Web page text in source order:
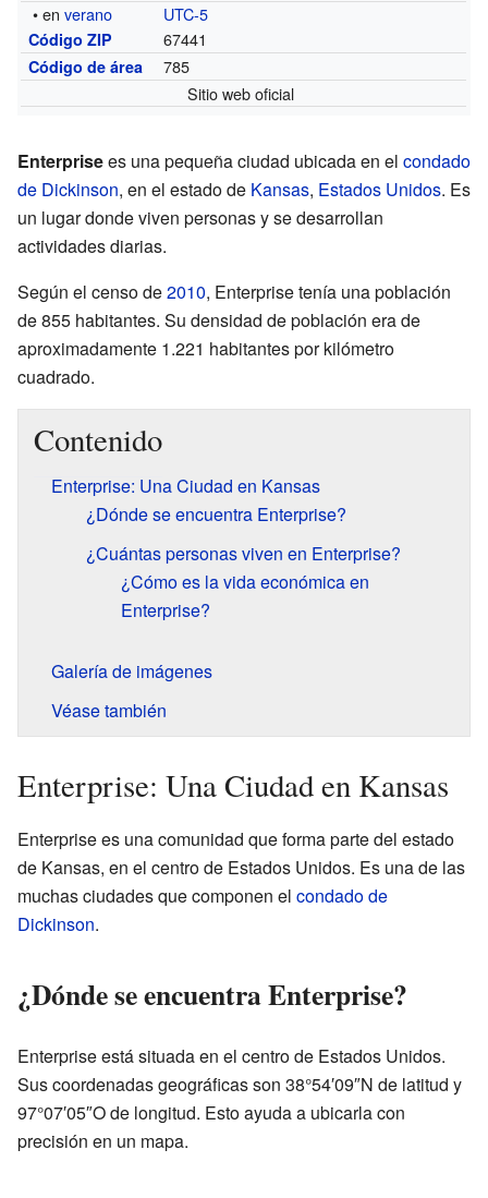
• enverano UTC-5
Código ZIP 67441
Código de área
785
Sitio web oficial
Enterprisees una pequeña ciudad ubicada en el condado
de Dickinson, en el estado de Kansas, Estados Unidos. Es
un lugar donde viven personas y se desarrollan
actividades diarias.
Según el censo de2010, Enterprise tenía una población
de 855 habitantes. Su densidad de población era de
aproximadamente 1.221 habitantes por kilómetro
cuadrado.
Contenido
Enterprise: Una Ciudad en Kansas
¿Dónde se encuentra Enterprise?
¿Cuántas personas viven en Enterprise?
¿Cómo es la vida económica en
Enterprise?
Galería de imágenes
Véase también
Enterprise: Una Ciudad en Kansas
Enterprise es una comunidad que forma parte del estado
de Kansas, en el centro de Estados Unidos. Es una de las
muchas ciudades que componen el condado de
Dickinson.
¿Dónde se encuentra Enterprise?
Enterprise está situada en el centro de Estados Unidos.
Sus coordenadas geográficas son 38°54′09″N de latitud y
97°07′05″O de longitud. Esto ayuda a ubicarla con
precisión en un mapa.